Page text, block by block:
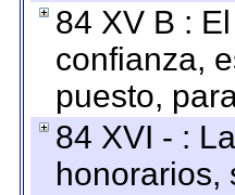
84 XV B :
confianza,
puesto,
84 XVI - :
honorarios,